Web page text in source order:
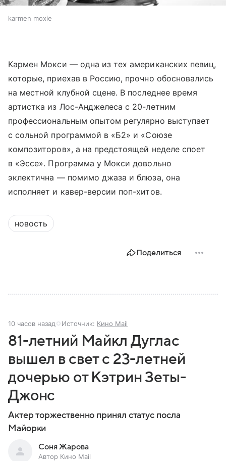
karmen moxie
Кармен Мокси — одна из тех американских певиц,
которые, приехав в Россию, прочно обосновались
на местной клубной сцене. В последнее время
артистка из Лос-Анджелеса с 20-летним
профессиональным опытом регулярно выступает
с сольной программой в «Б2» и «Союзе
композиторов», а на предстоящей неделе споет
в «Эссе». Программа у Мокси довольно
эклектична — помимо джаза и блюза, она
исполняет и кавер-версии поп-хитов.
новость
Поделиться
10 часов назад Источник: Кино Mail
81-летний Майкл Дуглас
вышел в свет с 23-летней
дочерью от Кэтрин Зеты-
Джонс
Актер торжественно принял статус посла
Майорки
Соня Жарова
Автор Кино Mail